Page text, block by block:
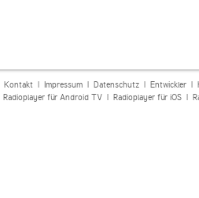
Kontakt| Impressum| Datenschutz| Entwickler|
Radioplayer für Android TV| Radioplayer für iOS|